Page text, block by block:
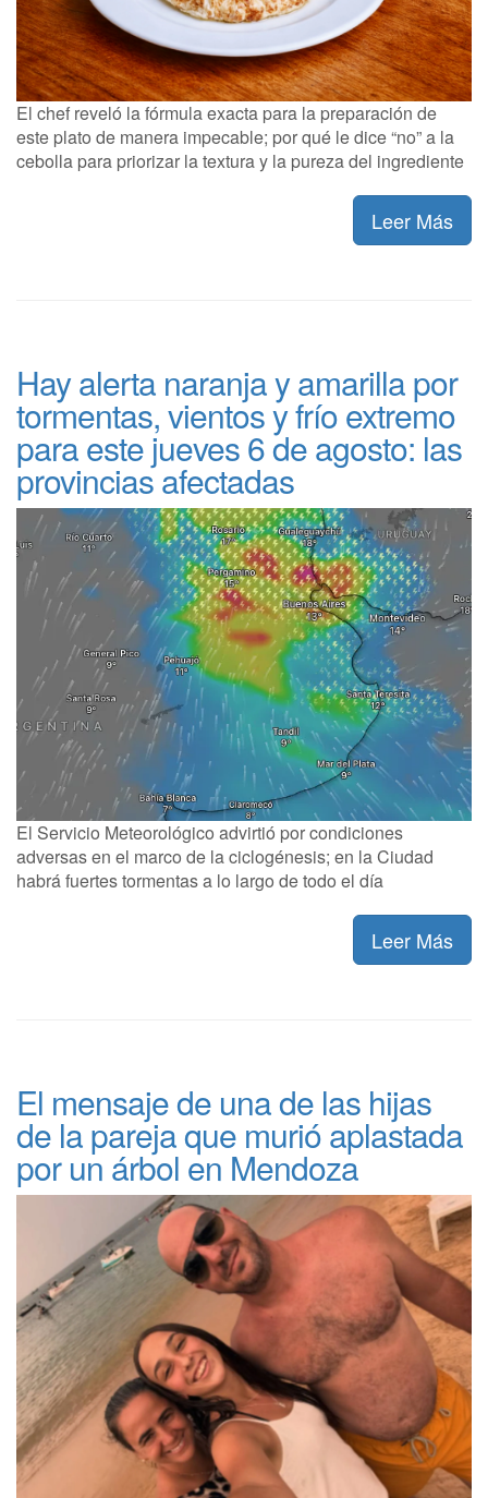
El chef reveló la fórmula exacta para la preparación de
este plato de manera impecable; por qué le dice “no” a la
cebolla para priorizar la textura y la pureza del ingrediente
Leer Más
Hay alerta naranja y amarilla por
tormentas, vientos y frío extremo
para este jueves 6 de agosto: las
provincias afectadas
El Servicio Meteorológico advirtió por condiciones
adversas en el marco de la ciclogénesis; en la Ciudad
habrá fuertes tormentas a lo largo de todo el día
Leer Más
El mensaje de una de las hijas
de la pareja que murió aplastada
por un árbol en Mendoza